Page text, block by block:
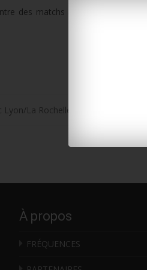
des matchs allers. La reprise
La Rochelle Société
À propos
FRÉQUENCES